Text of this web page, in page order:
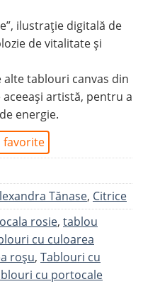
ilustrație digitală de
de vitalitate și
tablouri canvas din
aceeași artistă, pentru a
energie.
favorite
Tănase, Citrice
rosie, tablou
cu culoarea
roșu, Tablouri cu
cu portocale